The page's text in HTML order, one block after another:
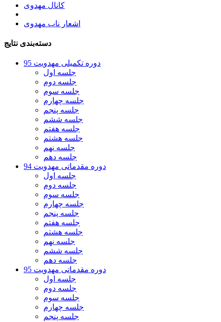
کانال مهدوی
اشعار ناب مهدوی
دسته‌بندی نتایج
دوره تکمیلی مهدویت 95
جلسه اول
جلسه دوم
جلسه سوم
جلسه چهارم
جلسه پنجم
جلسه ششم
جلسه هفتم
جلسه هشتم
جلسه نهم
جلسه دهم
دوره مقدماتی مهدویت 94
جلسه اول
جلسه دوم
جلسه سوم
جلسه چهارم
جلسه پنجم
جلسه هفتم
جلسه هشتم
جلسه نهم
جلسه ششم
جلسه دهم
دوره مقدماتی مهدویت 95
جلسه اول
جلسه دوم
جلسه سوم
جلسه چهارم
جلسه پنجم